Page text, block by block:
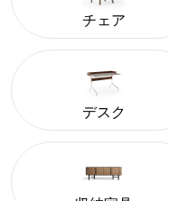
チェア
デスク